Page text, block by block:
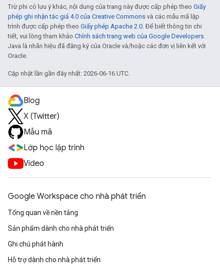
Trừ phi có lưu ý khác, nội dung của trang này được cấp phép theo Giấy
phép ghi nhận tác giả 4.0 của Creative Commons và các mẫu mã lập
trình được cấp phép theo Giấy phép Apache 2.0. Để biết thông tin chi
tiết, vui lòng tham khảo Chính sách trang web của Google Developers.
Java là nhãn hiệu đã đăng ký của Oracle và/hoặc các đơn vị liên kết với
Oracle.
Cập nhật lần gần đây nhất: 2026-06-16 UTC.
Blog
X (Twitter)
Mẫu mã
Lớp học lập trình
Video
Google Workspace cho nhà phát triển
Tổng quan về nền tảng
Sản phẩm dành cho nhà phát triển
Ghi chú phát hành
Hỗ trợ dành cho nhà phát triển